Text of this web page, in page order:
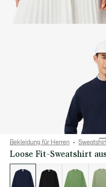
Bekleidung für Herren
Loose Fit-Sweatshirt
der
Varianten